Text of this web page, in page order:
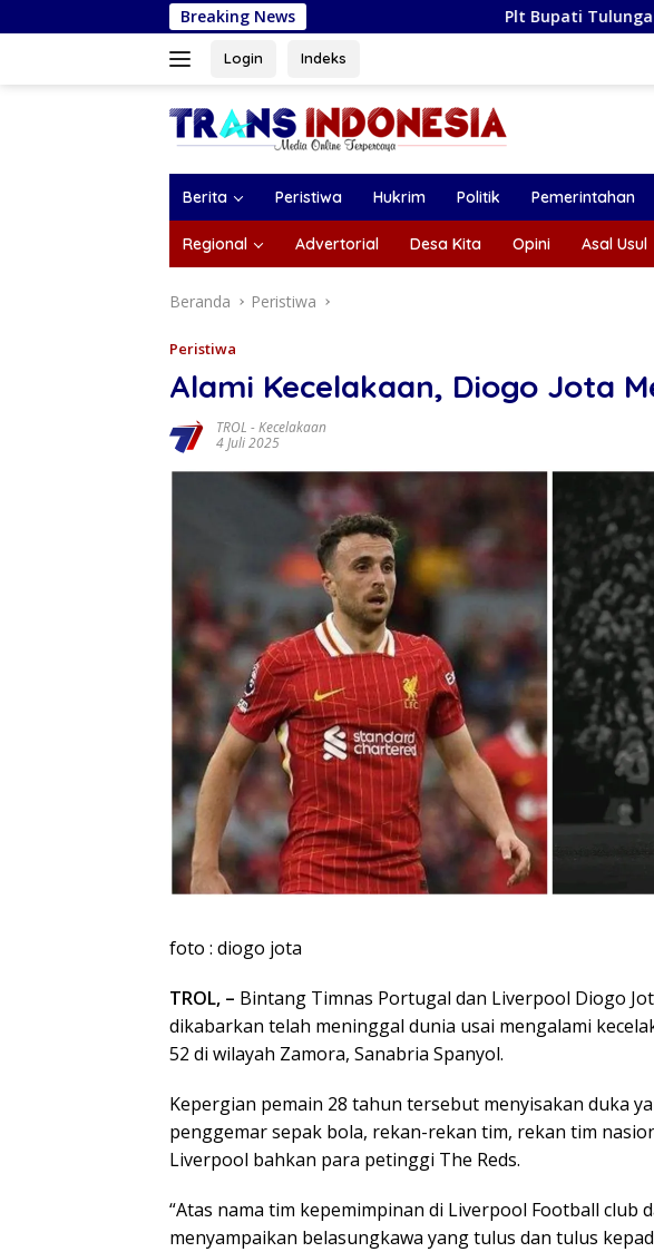
ke
Breaking News Plt Bupati Tulungagung Lepas Perseta
Login Indeks
Berita Peristiwa Hukrim Politik Pemerintahan
Regional Advertorial Desa Kita Opini Asal Usul
Beranda Peristiwa
Peristiwa
Alami Kecelakaan, Diogo Jota
TROL -Kecelakaan
4 Juli 2025
foto : diogo jota
TROL, – Bintang Timnas Portugal dan Liverpool Diogo
dikabarkan telah meninggal dunia usai mengalami
52 di wilayah Zamora, Sanabria Spanyol.
Kepergian pemain 28 tahun tersebut menyisakan duka
penggemar sepak bola, rekan-rekan tim, rekan tim
Liverpool bahkan para petinggi The Reds.
“Atas nama tim kepemimpinan di Liverpool Football club
menyampaikan belasungkawa yang tulus dan tulus